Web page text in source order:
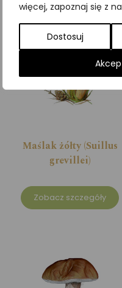
więcej, zapoznaj się z
Dostosuj
Maślak żółty (Suillus
grevillei)
Zobacz szczegóły